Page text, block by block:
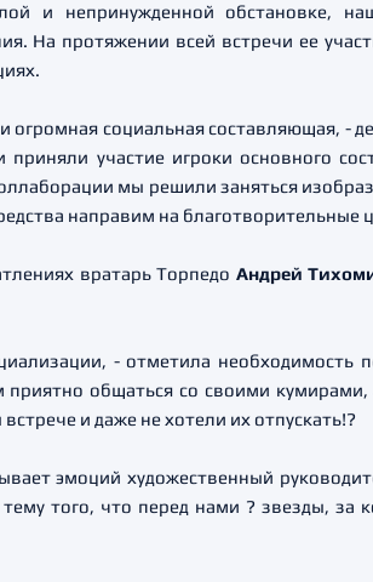
и непринужденной обстановке,
На протяжении всей встречи ее
огромная социальная составляющая, -
участие игроки основного
мы решили заняться
направим на благотворительные
вратарь Торпедо Андрей
- отметила необходимость
приятно общаться со своими кумирами,
и даже не хотели их отпускать!?
эмоций художественный
того, что перед нами ? звезды,